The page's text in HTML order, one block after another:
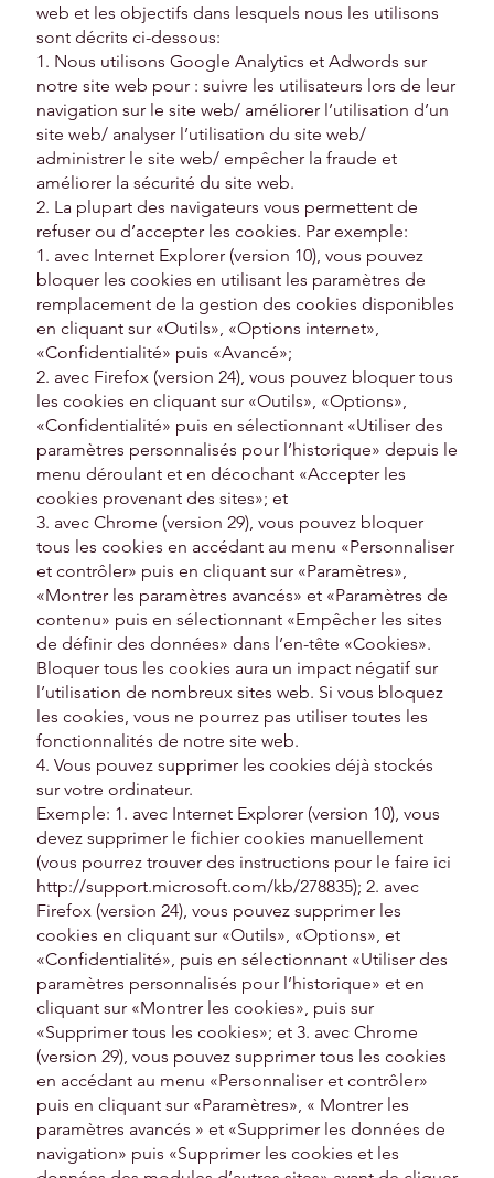
web et les objectifs dans lesquels nous les utilisons
sont décrits ci-dessous:
1. Nous utilisons Google Analytics et Adwords sur
notre site web pour : suivre les utilisateurs lors de leur
navigation sur le site web/ améliorer l’utilisation d’un
site web/ analyser l’utilisation du site web/
administrer le site web/ empêcher la fraude et
améliorer la sécurité du site web.
2. La plupart des navigateurs vous permettent de
refuser ou d’accepter les cookies. Par exemple:
1. avec Internet Explorer (version 10), vous pouvez
bloquer les cookies en utilisant les paramètres de
remplacement de la gestion des cookies disponibles
en cliquant sur «Outils», «Options internet»,
«Confidentialité» puis «Avancé»;
2. avec Firefox (version 24), vous pouvez bloquer tous
les cookies en cliquant sur «Outils», «Options»,
«Confidentialité» puis en sélectionnant «Utiliser des
paramètres personnalisés pour l’historique» depuis le
menu déroulant et en décochant «Accepter les
cookies provenant des sites»; et
3. avec Chrome (version 29), vous pouvez bloquer
tous les cookies en accédant au menu «Personnaliser
et contrôler» puis en cliquant sur «Paramètres»,
«Montrer les paramètres avancés» et «Paramètres de
contenu» puis en sélectionnant «Empêcher les sites
de définir des données» dans l’en-tête «Cookies».
Bloquer tous les cookies aura un impact négatif sur
l’utilisation de nombreux sites web. Si vous bloquez
les cookies, vous ne pourrez pas utiliser toutes les
fonctionnalités de notre site web.
4. Vous pouvez supprimer les cookies déjà stockés
sur votre ordinateur.
Exemple: 1. avec Internet Explorer (version 10), vous
devez supprimer le fichier cookies manuellement
(vous pourrez trouver des instructions pour le faire ici
http://support.microsoft.com/kb/278835); 2. avec
Firefox (version 24), vous pouvez supprimer les
cookies en cliquant sur «Outils», «Options», et
«Confidentialité», puis en sélectionnant «Utiliser des
paramètres personnalisés pour l’historique» et en
cliquant sur «Montrer les cookies», puis sur
«Supprimer tous les cookies»; et 3. avec Chrome
(version 29), vous pouvez supprimer tous les cookies
en accédant au menu «Personnaliser et contrôler»
puis en cliquant sur «Paramètres», « Montrer les
paramètres avancés » et «Supprimer les données de
navigation» puis «Supprimer les cookies et les